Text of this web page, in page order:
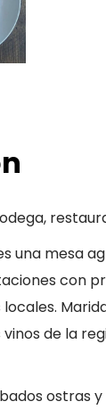
una mesa
con
de la
ostras